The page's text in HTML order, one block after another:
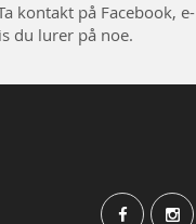
kontakt på Facebook, e-
du lurer på noe.